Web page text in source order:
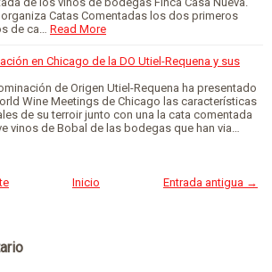
organiza Catas Comentadas los dos primeros
de ca…
Read More
en Chicago de la DO Utiel-Requena y sus
de Origen Utiel-Requena ha presentado
Wine Meetings de Chicago las características
de su terroir junto con una la cata comentada
vinos de Bobal de las bodegas que han via…
Entrada antigua →
Inicio